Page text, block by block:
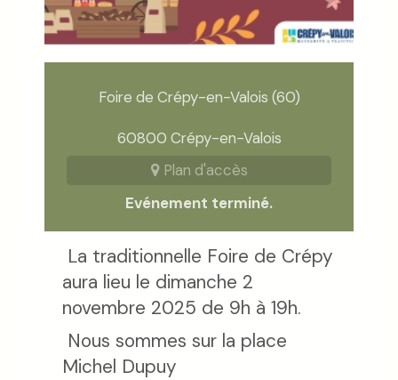
Foire de Crépy-en-Valois (60)
60800 Crépy-en-Valois
Plan d'accès
Evénement terminé.
La traditionnelle Foire de Crépy
aura lieu le dimanche 2
novembre 2025 de 9h à 19h.
Nous sommes sur la place
Michel Dupuy